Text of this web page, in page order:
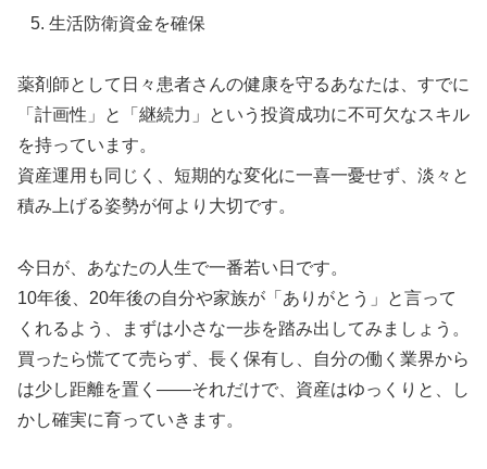
生活防衛資金を確保
薬剤師として日々患者さんの健康を守るあなたは、すでに
「計画性」と「継続力」という投資成功に不可欠なスキル
を持っています。
資産運用も同じく、短期的な変化に一喜一憂せず、淡々と
積み上げる姿勢が何より大切です。
今日が、あなたの人生で一番若い日です。
10年後、20年後の自分や家族が「ありがとう」と言って
くれるよう、まずは小さな一歩を踏み出してみましょう。
買ったら慌てて売らず、長く保有し、自分の働く業界から
は少し距離を置く――それだけで、資産はゆっくりと、し
かし確実に育っていきます。